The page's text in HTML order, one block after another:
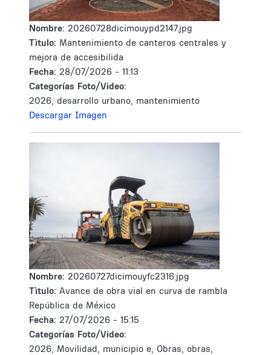
Nombre: 20260728dicimouypd2147.jpg
Tìtulo: Mantenimiento de canteros centrales y
mejora de accesibilida
Fecha: 28/07/2026 - 11:13
Categorías Foto/Video:
2026, desarrollo urbano, mantenimiento
Descargar Imagen
Nombre: 20260727dicimouyfc2316.jpg
Tìtulo: Avance de obra vial en curva de rambla
República de México
Fecha: 27/07/2026 - 15:15
Categorías Foto/Video:
2026, Movilidad, municipio e, Obras, obras,